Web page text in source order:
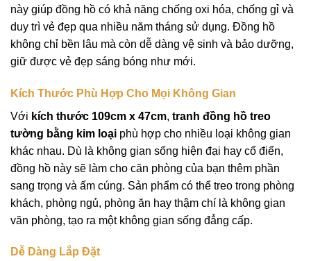
này giúp đồng hồ có khả năng chống oxi hóa, chống gỉ và
duy trì vẻ đẹp qua nhiều năm tháng sử dụng. Đồng hồ
không chỉ bền lâu mà còn dễ dàng vệ sinh và bảo dưỡng,
giữ được vẻ đẹp sáng bóng như mới.
Kích Thước Phù Hợp Cho Mọi Không Gian
Với kích thước 109cm x 47cm, tranh đồng hồ treo
tường bằng kim loại phù hợp cho nhiều loại không gian
khác nhau. Dù là không gian sống hiện đại hay cổ điển,
đồng hồ này sẽ làm cho căn phòng của bạn thêm phần
sang trọng và ấm cúng. Sản phẩm có thể treo trong phòng
khách, phòng ngủ, phòng ăn hay thậm chí là không gian
văn phòng, tạo ra một không gian sống đẳng cấp.
Dễ Dàng Lắp Đặt